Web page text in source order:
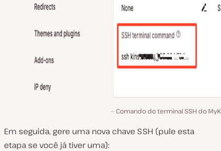
Comando do terminal SSH do
Em seguida, gere uma nova chave SSH (pule esta
etapa se você já tiver uma):